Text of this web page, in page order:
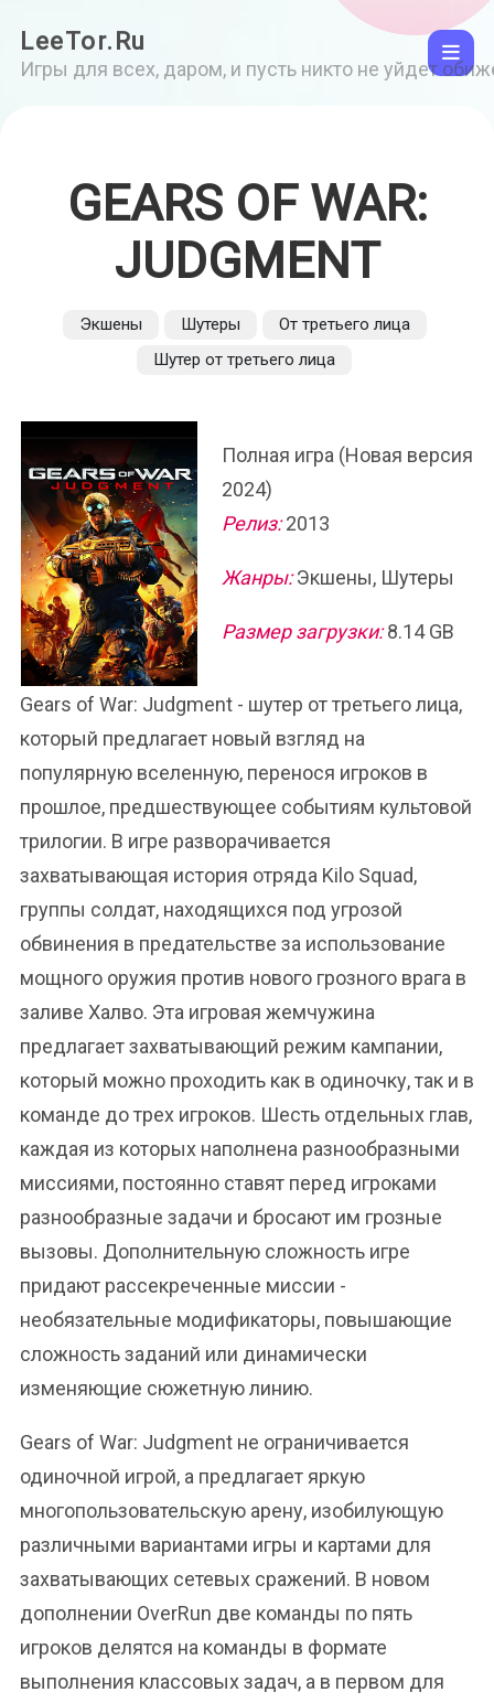
LeeTor.Ru
Игры для всех, даром, и пусть никто не уйдет
GEARS OF WAR:
JUDGMENT
Экшены Шутеры
От третьего лица
Шутер от третьего лица
Полная игра (Новая версия
2024)
Релиз:2013
Жанры:Экшены, Шутеры
Размер загрузки:8.14 GB
Gears of War: Judgment - шутер от третьего лица,
который предлагает новый взгляд на
популярную вселенную, перенося игроков в
прошлое, предшествующее событиям культовой
трилогии. В игре разворачивается
захватывающая история отряда Kilo Squad,
группы солдат, находящихся под угрозой
обвинения в предательстве за использование
мощного оружия против нового грозного врага в
заливе Халво. Эта игровая жемчужина
предлагает захватывающий режим кампании,
который можно проходить как в одиночку, так и в
команде до трех игроков. Шесть отдельных глав,
каждая из которых наполнена разнообразными
миссиями, постоянно ставят перед игроками
разнообразные задачи и бросают им грозные
вызовы. Дополнительную сложность игре
придают рассекреченные миссии -
необязательные модификаторы, повышающие
сложность заданий или динамически
изменяющие сюжетную линию.
Gears of War: Judgment не ограничивается
одиночной игрой, а предлагает яркую
многопользовательскую арену, изобилующую
различными вариантами игры и картами для
захватывающих сетевых сражений. В новом
дополнении OverRun две команды по пять
игроков делятся на команды в формате
выполнения классовых задач, а в первом для